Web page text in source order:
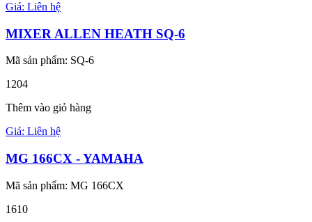
Giá: Liên hệ
MIXER ALLEN HEATH SQ-6
Mã sản phẩm: SQ-6
1204
Thêm vào giỏ hàng
Giá: Liên hệ
MG 166CX - YAMAHA
Mã sản phẩm: MG 166CX
1610